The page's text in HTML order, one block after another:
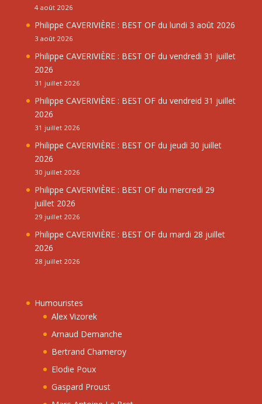
4 août 2026
Philippe CAVERIVIÈRE : BEST OF du lundi 3 août 2026
3 août 2026
Philippe CAVERIVIÈRE : BEST OF du vendredi 31 juillet
2026
31 juillet 2026
Philippe CAVERIVIÈRE : BEST OF du vendreid 31 juillet
2026
31 juillet 2026
Philippe CAVERIVIÈRE : BEST OF du jeudi 30 juillet
2026
30 juillet 2026
Philippe CAVERIVIÈRE : BEST OF du mercredi 29
juillet 2026
29 juillet 2026
Philippe CAVERIVIÈRE : BEST OF du mardi 28 juillet
2026
28 juillet 2026
Humouristes
Alex Vizorek
Arnaud Demanche
Bertrand Chameroy
Elodie Poux
Gaspard Proust